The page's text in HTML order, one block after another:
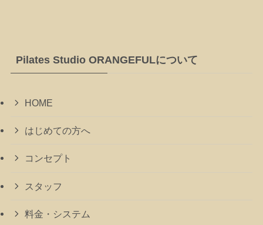
Pilates Studio ORANGEFULについて
HOME
はじめての方へ
コンセプト
スタッフ
料金・システム